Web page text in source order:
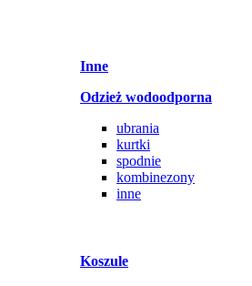
Inne
Odzież wodoodporna
ubrania
kurtki
spodnie
kombinezony
inne
Koszule